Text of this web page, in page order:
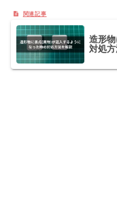
造形
対処